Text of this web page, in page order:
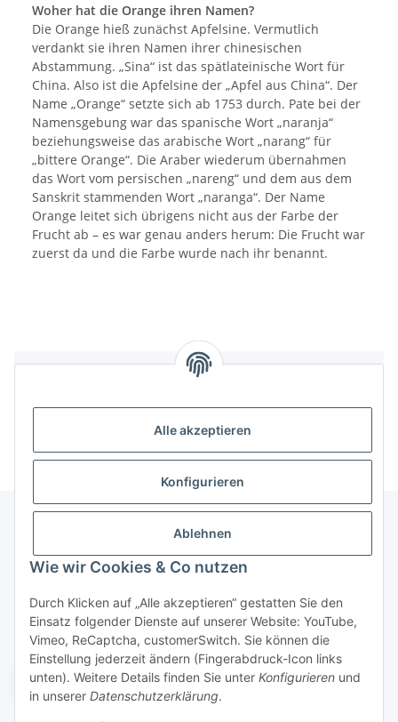
Alle akzeptieren
Konfigurieren
Ablehnen
Wie wir Cookies & Co nutzen
Durch Klicken auf „Alle akzeptieren“ gestatten Sie den
Einsatz folgender Dienste auf unserer Website: YouTube,
Vimeo, ReCaptcha, customerSwitch. Sie können die
Einstellung jederzeit ändern (Fingerabdruck-Icon links
unten). Weitere Details finden Sie unter Konfigurieren und
in unserer Datenschutzerklärung.
Woher hat die Orange ihren Namen?
Die Orange hieß zunächst Apfelsine. Vermutlich
verdankt sie ihren Namen ihrer chinesischen
Abstammung. „Sina“ ist das spätlateinische Wort für
China. Also ist die Apfelsine der „Apfel aus China“. Der
Name „Orange“ setzte sich ab 1753 durch. Pate bei der
Namensgebung war das spanische Wort „naranja“
beziehungsweise das arabische Wort „narang“ für
„bittere Orange“. Die Araber wiederum übernahmen
das Wort vom persischen „nareng“ und dem aus dem
Sanskrit stammenden Wort „naranga“. Der Name
Orange leitet sich übrigens nicht aus der Farbe der
Frucht ab – es war genau anders herum: Die Frucht war
zuerst da und die Farbe wurde nach ihr benannt.
Informationen
Gesetzliche Informationen
Widerruf einreichen